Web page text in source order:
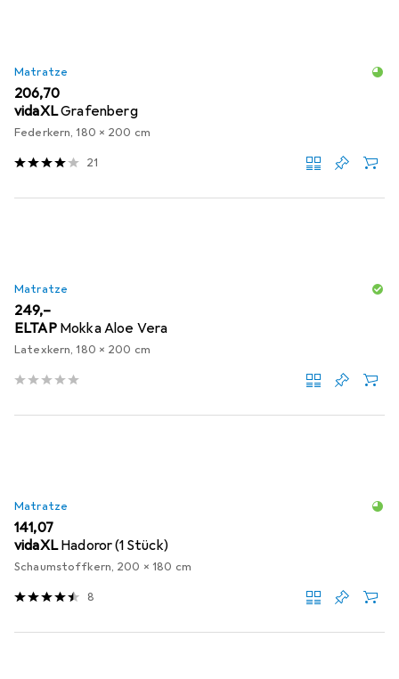
Matratze
EUR
206,70
vidaXLGrafenberg
Federkern, 180 x 200 cm
21
Matratze
EUR
249,–
ELTAP Mokka Aloe Vera
Latexkern, 180 x 200 cm
Matratze
EUR
141,07
vidaXL Hadoror (1 Stück)
Schaumstoffkern, 200 x 180 cm
8